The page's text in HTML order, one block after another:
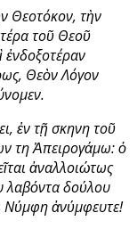
Θεοτόκον, τὴν
τοῦ Θεοῦ
ἐνδοξοτέραν
Θεὸν Λόγον
ἐν τῇ σκηνη τοῦ
τη Ἀπειρογάμω: ὁ
ἀναλλοιώτως
λαβόντα δούλου
Νύμφη ἀνύμφευτε!